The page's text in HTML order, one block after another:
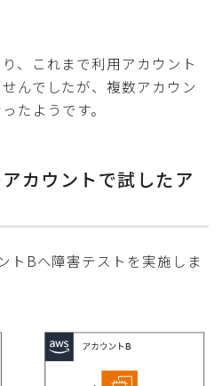
、これまで利用アカウント
んでしたが、複数アカウン
たようです。
カウントで試したア
トBへ障害テストを実施しま